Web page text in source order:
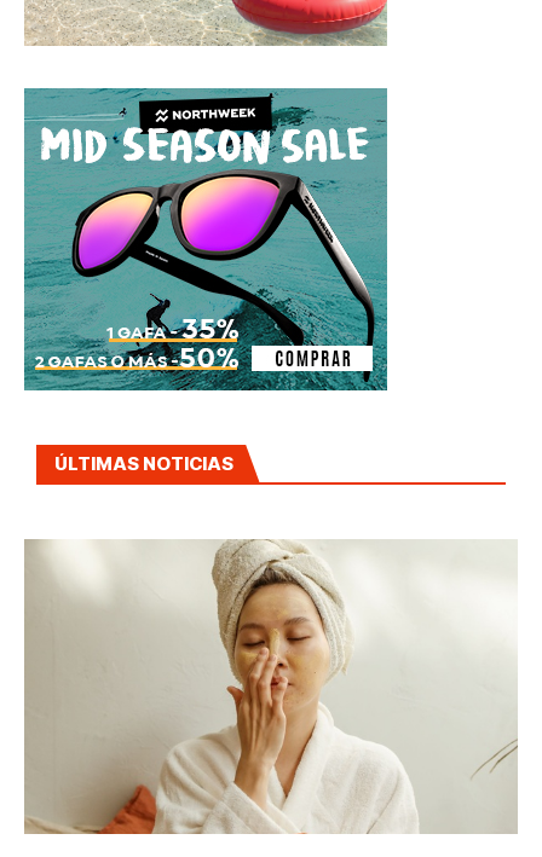
ÚLTIMAS NOTICIAS